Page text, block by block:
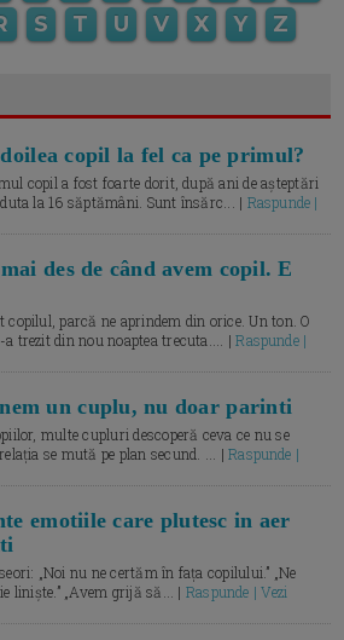
S T U V X Y Z
copil la fel ca pe primul?
copil a fost foarte dorit, după ani de așteptări
la 16 săptămâni. Sunt însărc... | Raspunde |
des de când avem copil. E
copilul, parcă ne aprindem din orice. Un ton. O
a trezit din nou noaptea trecuta.... |Raspunde |
un cuplu, nu doar parinti
multe cupluri descoperă ceva ce nu se
se mută pe plan secund. ... |Raspunde |
emotiile care plutesc in aer
„Noi nu ne certăm în fața copilului.” „Ne
liniște.” „Avem grijă să... | Raspunde | Vezi